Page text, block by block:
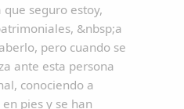
seguro estoy,
&nbsp;a
pero cuando se
ante esta persona
conociendo a
pies y se han